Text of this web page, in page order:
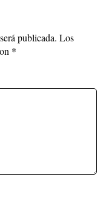
publicada. Los
*